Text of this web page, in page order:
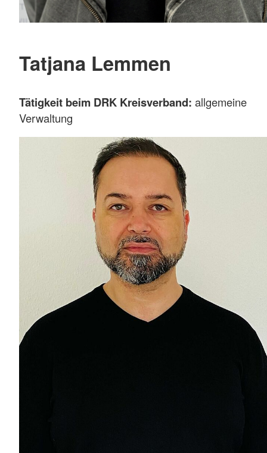
Tatjana Lemmen
Tätigkeit beim DRK Kreisverband: allgemeine
Verwaltung